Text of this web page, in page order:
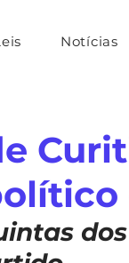
Notícias